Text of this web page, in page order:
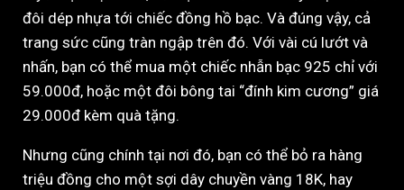
đôi dép nhựa tới chiếc đồng hồ bạc. Và đúng vậy, cả
trang sức cũng tràn ngập trên đó. Với vài cú lướt và
nhấn, bạn có thể mua một chiếc nhẫn bạc 925 chỉ với
59.000đ, hoặc một đôi bông tai “đính kim cương” giá
29.000đ kèm quà tặng.
Nhưng cũng chính tại nơi đó, bạn có thể bỏ ra hàng
triệu đồng cho một sợi dây chuyền vàng 18K, hay